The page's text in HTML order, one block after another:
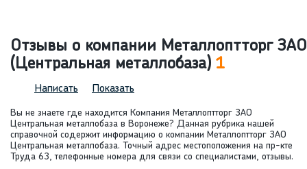
Отзывы о компании Металлоптторг ЗАО
(Центральная металлобаза) 1
Написать Показать
Вы не знаете где находится Компания Металлоптторг ЗАО
Центральная металлобаза в Воронеже? Данная рубрика нашей
справочной содержит информацию о компании Металлоптторг ЗАО
Центральная металлобаза. Точный адрес местоположения на пр-кте
Труда 63, телефонные номера для связи со специалистами, отзывы.